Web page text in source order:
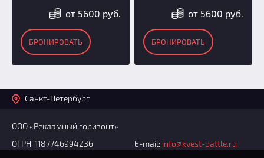
от 5600 руб.
БРОНИРОВАТЬ
от 5600 руб.
БРОНИРОВАТЬ
Санкт-Петербург
ООО «Рекламный горизонт»
ОГРН: 1187746994236
E-mail: info@kvest-battle.ru